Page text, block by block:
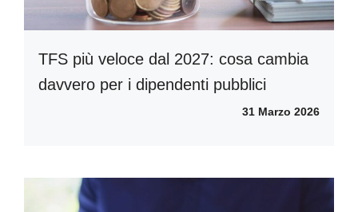
TFS più veloce dal 2027: cosa cambia
davvero per i dipendenti pubblici
31 Marzo 2026